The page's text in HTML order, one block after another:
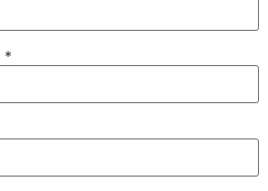
*